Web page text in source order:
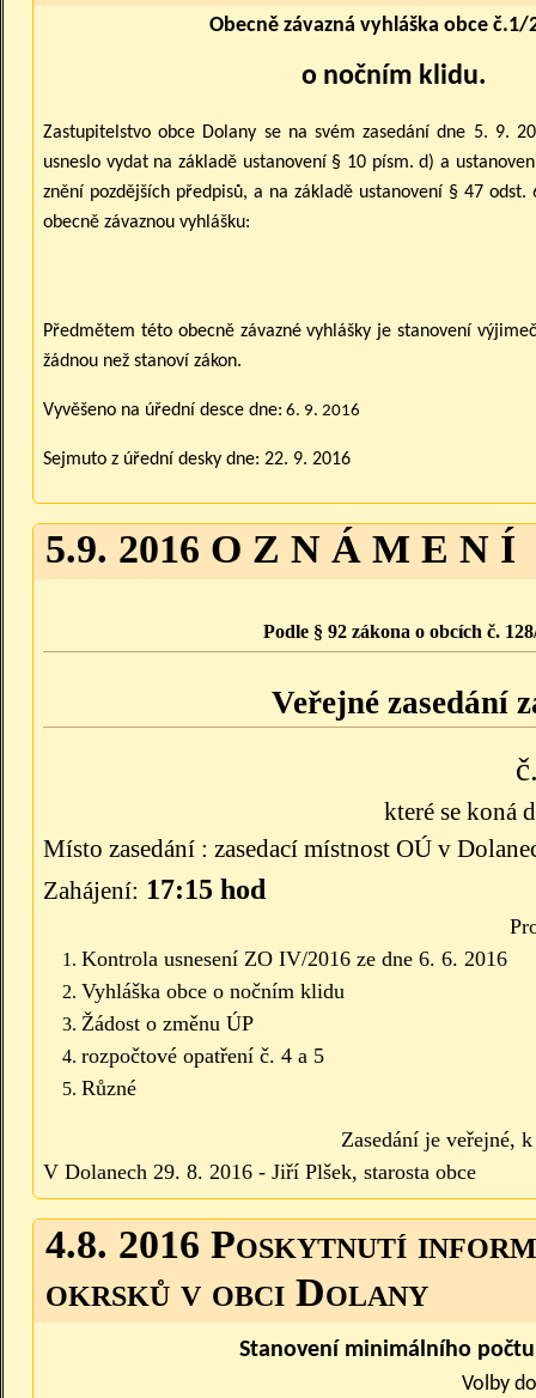
Obecně závazná vyhláška obce č.1/
o nočním klidu.
Zastupitelstvo obce Dolany se na svém zasedání dne 5. 9.
usneslo vydat na základě ustanovení § 10 písm. d) a
znění pozdějších předpisů, a na základě ustanovení § 47
obecně závaznou vyhlášku:
Předmětem této obecně závazné vyhlášky je stanovení
žádnou než stanoví zákon.
Vyvěšeno na úřední desce dne: 6. 9. 2016
Sejmuto z úřední desky dne: 22. 9. 2016
5.9. 2016 O Z N Á M E N Í
Podle § 92 zákona o obcích č.
Veřejné zasedání
které se koná
Místo zasedání : zasedací místnost OÚ v
Zahájení: 17:15 hod
Kontrola usnesení ZO IV/2016 ze dne 6. 6. 2016
Vyhláška obce o nočním klidu
Žádost o změnu ÚP
rozpočtové opatření č. 4 a 5
Různé
Zasedání je veřejné,
V Dolanech 29. 8. 2016 - Jiří Plšek, starosta obce
4.8. 2016 Poskytnutí
okrsků v obci Dolany
Stanovení minimálního
Volby